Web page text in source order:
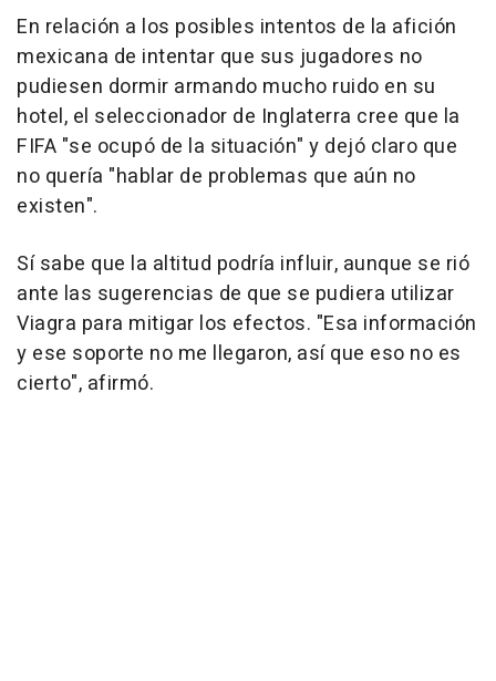
En relación a los posibles intentos de la afición
mexicana de intentar que sus jugadores no
pudiesen dormir armando mucho ruido en su
hotel, el seleccionador de Inglaterra cree que la
FIFA "se ocupó de la situación" y dejó claro que
no quería "hablar de problemas que aún no
existen".
Sí sabe que la altitud podría influir, aunque se rió
ante las sugerencias de que se pudiera utilizar
Viagra para mitigar los efectos. "Esa información
y ese soporte no me llegaron, así que eso no es
cierto", afirmó.